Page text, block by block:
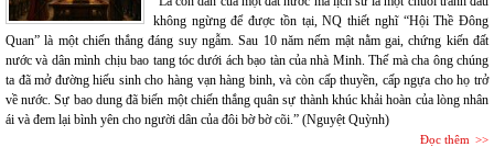
không ngừng để được tồn tại, NQ thiết nghĩ “Hội Thề Đông
Quan” là một chiến thắng đáng suy ngẫm. Sau 10 năm nếm mật nằm gai, chứng kiến đất
nước và dân mình chịu bao tang tóc dưới ách bạo tàn của nhà Minh. Thế mà cha ông chúng
ta đã mở đường hiếu sinh cho hàng vạn hàng binh, và còn cấp thuyền, cấp ngựa cho họ trở
về nước. Sự bao dung đã biến một chiến thắng quân sự thành khúc khải hoàn của lòng nhân
ái và đem lại bình yên cho người dân của đôi bờ bờ cõi.” (Nguyệt Quỳnh)
Đọc thêm